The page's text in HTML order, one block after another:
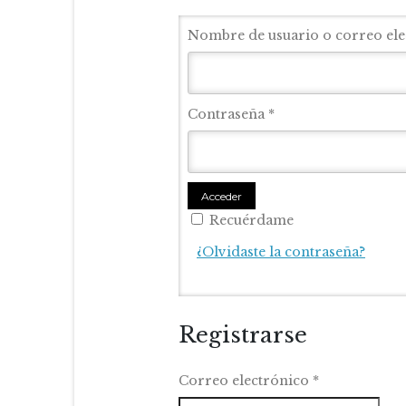
Nombre de usuario o correo
Contraseña *
Acceder
Recuérdame
¿Olvidaste la contraseña?
Registrarse
Correo electrónico *